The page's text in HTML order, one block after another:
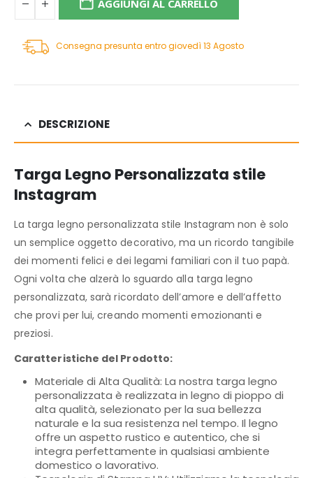
AGGIUNGI AL CARRELLO
Consegna presunta entro giovedì 13 Agosto
DESCRIZIONE
Targa Legno Personalizzata stile
Instagram
La targa legno personalizzata stile Instagram non è solo
un semplice oggetto decorativo, ma un ricordo tangibile
dei momenti felici e dei legami familiari con il tuo papà.
Ogni volta che alzerà lo sguardo alla targa legno
personalizzata, sarà ricordato dell’amore e dell’affetto
che provi per lui, creando momenti emozionanti e
preziosi.
Caratteristiche del Prodotto:
Materiale di Alta Qualità: La nostra targa legno
personalizzata è realizzata in legno di pioppo di
alta qualità, selezionato per la sua bellezza
naturale e la sua resistenza nel tempo. Il legno
offre un aspetto rustico e autentico, che si
integra perfettamente in qualsiasi ambiente
domestico o lavorativo.